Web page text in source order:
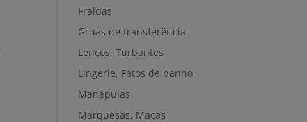
Fraldas
Gruas de transferência
Lenços, Turbantes
Lingerie, Fatos de banho
Manápulas
Marquesas, Macas